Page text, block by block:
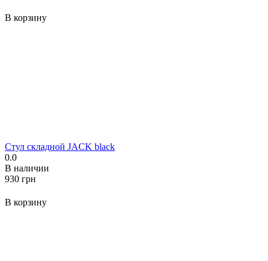
В корзину
Стул складной JACK black
0.0
В наличии
‍930‍ грн
В корзину